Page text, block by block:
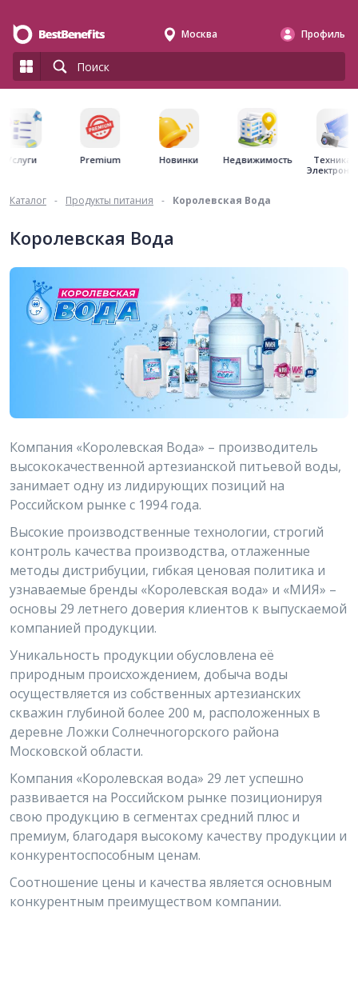
Москва Профиль
Услуги Premium Новинки Недвижимость
Техника
Каталог - Продукты питания - Королевская Вода
Королевская Вода
Компания «Королевская Вода» – производитель
высококачественной артезианской питьевой воды,
занимает одну из лидирующих позиций на
Российском рынке с 1994 года.
Высокие производственные технологии, строгий
контроль качества производства, отлаженные
методы дистрибуции, гибкая ценовая политика и
узнаваемые бренды «Королевская вода» и «МИЯ» –
основы 29 летнего доверия клиентов к выпускаемой
компанией продукции.
Уникальность продукции обусловлена её
природным происхождением, добыча воды
осуществляется из собственных артезианских
скважин глубиной более 200 м, расположенных в
деревне Ложки Солнечногорского района
Московской области.
Компания «Королевская вода» 29 лет успешно
развивается на Российском рынке позиционируя
свою продукцию в сегментах средний плюс и
премиум, благодаря высокому качеству продукции и
конкурентоспособным ценам.
Соотношение цены и качества является основным
конкурентным преимуществом компании.